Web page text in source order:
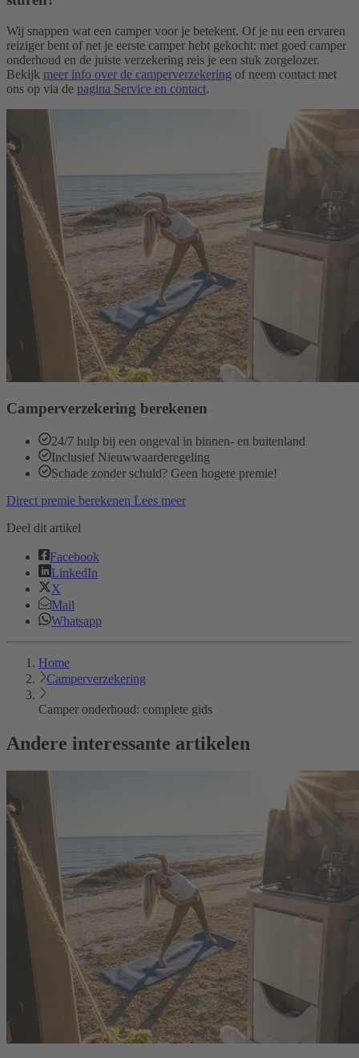
Wij snappen wat een camper voor je betekent. Of je nu een ervaren
reiziger bent of net je eerste camper hebt gekocht: met goed camper
onderhoud en de juiste verzekering reis je een stuk zorgelozer.
Bekijk meer info over de camperverzekering of neem contact met
ons op via de pagina Service en contact.
Camperverzekering berekenen
24/7 hulp bij een ongeval in binnen- en buitenland
Inclusief Nieuwwaarderegeling
Schade zonder schuld? Geen hogere premie!
Direct premie berekenen Lees meer
Deel dit artikel
Facebook
LinkedIn
X
Mail
Whatsapp
Home
Camperverzekering
Camper onderhoud: complete gids
Andere interessante artikelen